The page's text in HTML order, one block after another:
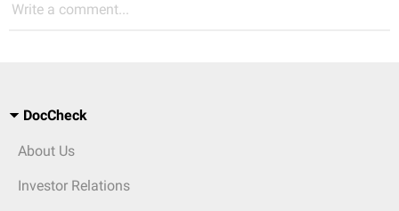
Write a comment...
DocCheck
About Us
Investor Relations